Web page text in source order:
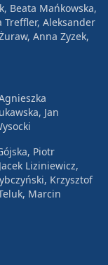
Beata Mańkowska,
Treffler, Aleksander
Anna Zyzek,
Jan
Piotr
Liziniewicz,
Krzysztof
Marcin